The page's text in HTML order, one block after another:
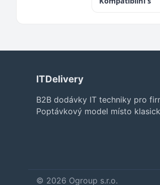
ITDelivery
B2B dodávky IT techniky pro
Poptávkový model místo
© 2026 Ogroup s.r.o.